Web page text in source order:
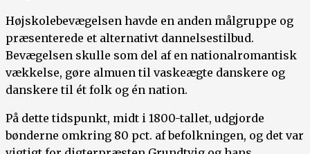
Højskolebevægelsen havde en anden målgruppe og
præsenterede et alternativt dannelsestilbud.
Bevægelsen skulle som del af en nationalromantisk
vækkelse, gøre almuen til vaskeægte danskere og
danskere til ét folk og én nation.
På dette tidspunkt, midt i 1800-tallet, udgjorde
bønderne omkring 80 pct. af befolkningen, og det var